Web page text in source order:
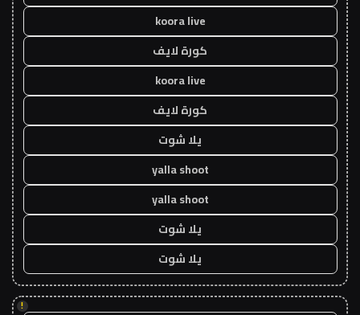
koora live
كورة لايف
koora live
كورة لايف
يلا شوت
yalla shoot
yalla shoot
يلا شوت
يلا شوت
!